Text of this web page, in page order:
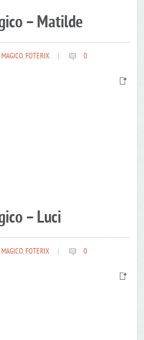
– Matilde
,FOTERIX 0
– Luci
,FOTERIX 0